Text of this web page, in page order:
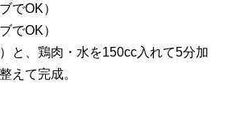
でOK）
でOK）
と、鶏肉・水を150cc入れて5分加
えて完成。